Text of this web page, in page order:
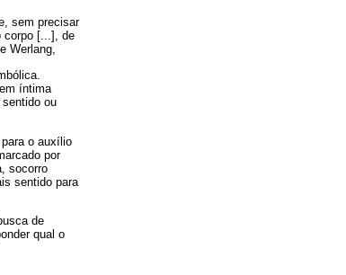
sem precisar
corpo [...], de
Werlang,
íntima
ou
o auxílio
por
socorro
sentido para
de
qual o